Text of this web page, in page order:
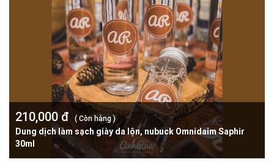
210,000 đ ( Còn hàng )
Dung dịch làm sạch giày da lộn, nubuck Omnidaim Saphir
30ml